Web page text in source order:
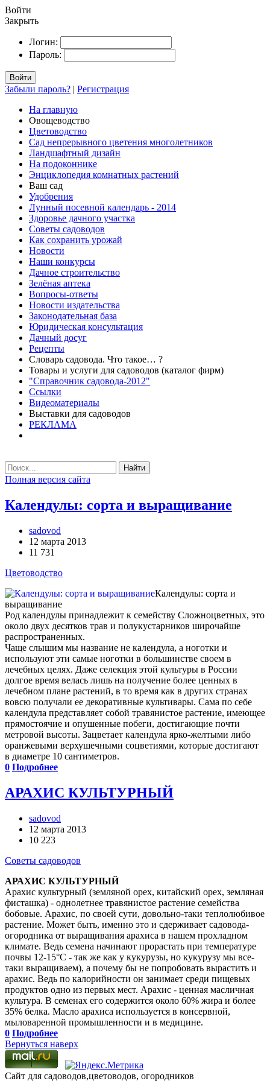
Войти
Закрыть
Логин:
Пароль:
Войти
Забыли пароль? | Регистрация
На главную
Овощеводство
Цветоводство
Сад непрерывного цветения многолетников
Ландшафтный дизайн
На подоконнике
Энциклопедия комнатных растений
Ваш сад
Удобрения
Лунный посевной календарь - 2014
Здоровье дачного участка
Советы садоводов
Как сохранить урожай
Новости
Наши конкурсы
Дачное строительство
Зелёная аптека
Вопросы-ответы
Новости издательства
Законодательная база
Юридическая консультация
Дачный досуг
Рецепты
Словарь садовода. Что такое… ?
Товары и услуги для садоводов (каталог фирм)
"Справочник садовода-2012"
Ссылки
Видеоматериалы
Выставки для садоводов
РЕКЛАМА
Найти
Полная версия сайта
Календулы: сорта и выращивание
sadovod
12 марта 2013
11 731
Цветоводство
Календулы: сорта и
выращивание
Род календулы принадлежит к семейству Сложноцветных, это
около двух десятков трав и полукустарников широчайше
распространенных.
Чаще слышим мы название не календула, а ноготки и
используют эти самые ноготки в большинстве своем в
лечебных целях. Даже селекция этой культуры в России
долгое время велась лишь на получение более ценных в
лечебном плане растений, в то время как в других странах
вовсю получали ее декоративные культивары. Сама по себе
календула представляет собой травянистое растение, имеющее
прямостоячие и опушенные побеги, достигающие почти
метровой высоты. Зацветает календула ярко-желтыми либо
оранжевыми верхушечными соцветиями, которые достигают
в диаметре 10 сантиметров.
0 Подробнее
АРАХИС КУЛЬТУРНЫЙ
sadovod
12 марта 2013
10 223
Советы садоводов
АРАХИС КУЛЬТУРНЫЙ
Арахис культурный (земляной орех, китайский орех, земляная
фисташка) - однолетнее травянистое растение семейства
бобовые. Арахис, по своей сути, довольно-таки теплолюбивое
растение. Может быть, именно это и сдерживает садовода-
огородника от выращивания арахиса в нашем прохладном
климате. Ведь семена начинают прорастать при температуре
почвы 12-15°С - так же как у кукурузы, но кукурузу мы все-
таки выращиваем), а почему бы не попробовать вырастить и
арахис. Ведь по калорийности он занимает среди пищевых
продуктов одно из первых мест. Арахис - ценная масличная
культура. В семенах его содержится около 60% жира и более
35% белка. Масло арахиса используется в консервной,
мыловаренной промышленности и в медицине.
0 Подробнее
Вернуться наверх
Сайт для садоводов,цветоводов, огородников